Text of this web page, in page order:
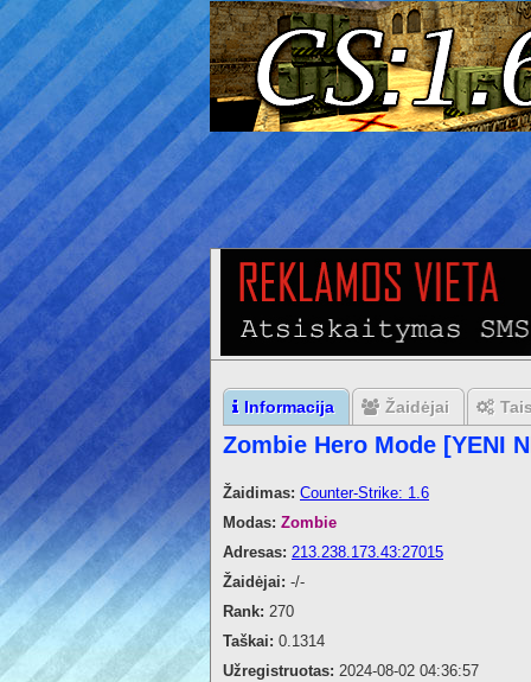
Informacija Žaidėjai
Zombie Hero Mode [YENI
Žaidimas: Counter-Strike: 1.6
Modas: Zombie
Adresas: 213.238.173.43:27015
Žaidėjai: -/-
Rank: 270
Taškai: 0.1314
Užregistruotas: 2024-08-02 04:36:57